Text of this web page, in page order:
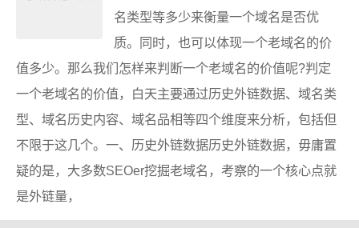
名类型等多少来衡量一个域名是否优
质。同时，也可以体现一个老域名的价
值多少。那么我们怎样来判断一个老域名的价值呢?判定
一个老域名的价值，白天主要通过历史外链数据、域名类
型、域名历史内容、域名品相等四个维度来分析，包括但
不限于这几个。一、历史外链数据历史外链数据，毋庸置
疑的是，大多数SEOer挖掘老域名，考察的一个核心点就
是外链量，